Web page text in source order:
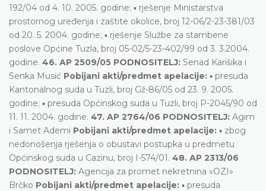
192/04 od 4. 10. 2005. godine; ▪ rješenje Ministarstva
prostornog uređenja i zaštite okolice, broj 12-06/2-23-381/03
od 20. 5. 2004. godine; ▪ rješenje Službe za stambene
poslove Općine Tuzla, broj 05-02/5-23-402/99 od 3. 3.2004.
godine. 46. AP 2509/05 PODNOSITELJ: Senad Karišika i
Senka Musić Pobijani akti/predmet apelacije: ▪ presuda
Kantonalnog suda u Tuzli, broj Gž-86/05 od 23. 9. 2005.
godine; ▪ presuda Općinskog suda u Tuzli, broj P-2045/90 od
11. 11. 2004. godine. 47. AP 2764/06 PODNOSITELJ: Agim
i Samet Ademi Pobijani akti/predmet apelacije: ▪ zbog
nedonošenja rješenja o obustavi postupka u predmetu
Općinskog suda u Cazinu, broj I-574/01. 48. AP 2313/06
PODNOSITELJ: Agencija za promet nekretnina «OZI»
Brčko Pobijani akti/predmet apelacije: ▪ presuda